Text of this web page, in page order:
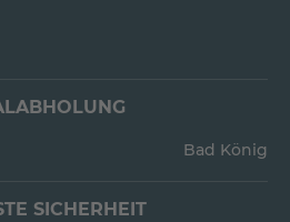
Bad König
SICHERHEIT